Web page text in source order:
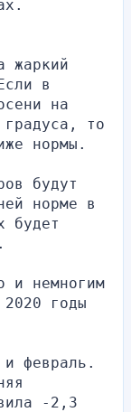
жаркий
в
на
то
нормы.
будут
норме в
будет
и немногим
годы
и февраль.
-2,3